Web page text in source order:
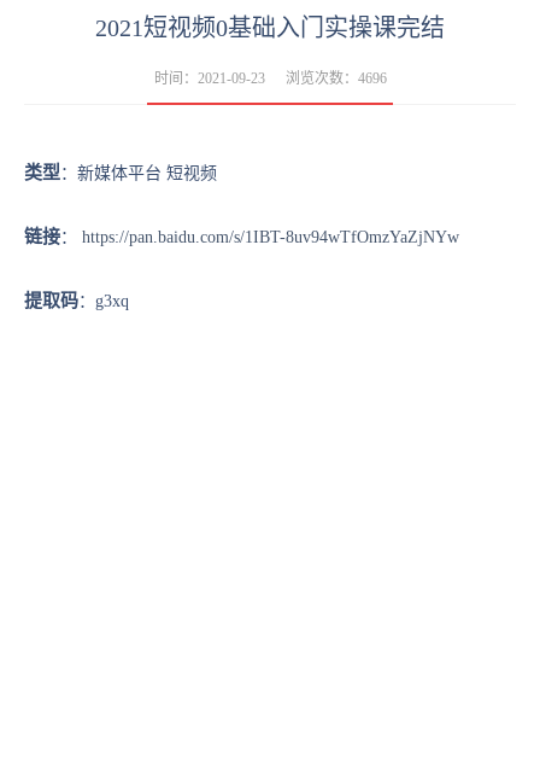
2021短视频0基础入门实操课完结
时间：2021-09-23 浏览次数：4696
类型 ：新媒体平台 短视频
链接： https://pan.baidu.com/s/1IBT-8uv94wTfOmzYaZjNYw
提取码：g3xq